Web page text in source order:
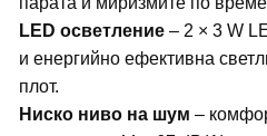
LED осветление – 2 × 3 W
и енергийно ефективна
плот.
Ниско ниво на шум –